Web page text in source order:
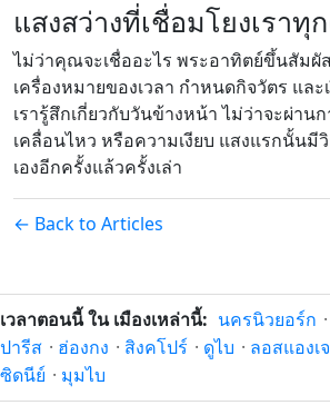
แสงสว่างที่เชื่อมโยงเราทุ
ไม่ว่าคุณจะเชื่ออะไร พระอาทิตย์ขึ้นสัม
เครื่องหมายของเวลา กำหนดกิจวัตร แล
เรารู้สึกเกี่ยวกับวันข้างหน้า ไม่ว่าจะผ่าน
เคลื่อนไหว หรือความเงียบ แสงแรกนั้นมี
เองอีกครั้งแล้วครั้งเล่า
← Back to Articles
เวลาตอนนี้ ใน เมืองเหล่านี้: นครนิวยอร์ก ·
ปารีส · ฮ่องกง · สิงคโปร์ · ดูไบ · ลอสแองเ
ซิดนีย์ · มุมไบ